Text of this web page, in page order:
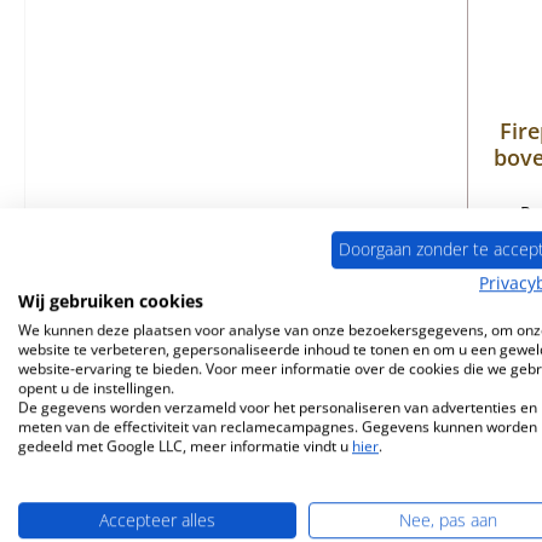
Doorgaan zonder te
Wij gebruiken cookies
We kunnen deze plaatsen voor analyse van onze bezoekersgegevens, om
website te verbeteren, gepersonaliseerde inhoud te tonen en om u een
website-ervaring te bieden. Voor meer informatie over de cookies die we
opent u de instellingen.
De gegevens worden verzameld voor het personaliseren van advertenties en
meten van de effectiviteit van reclamecampagnes. Gegevens kunnen worden
gedeeld met Google LLC, meer informatie vindt u hier.
Accepteer alles Nee, pas aan